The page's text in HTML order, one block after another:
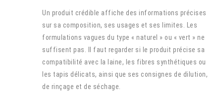
Un produit crédible affiche des informations précises
sur sa composition, ses usages et ses limites. Les
formulations vagues du type « naturel » ou « vert » ne
suffisent pas. Il faut regarder si le produit précise sa
compatibilité avec la laine, les fibres synthétiques ou
les tapis délicats, ainsi que ses consignes de dilution,
de rinçage et de séchage.